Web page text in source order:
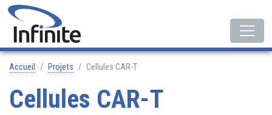
Accueil Projets Cellules CAR-T
Cellules CAR-T